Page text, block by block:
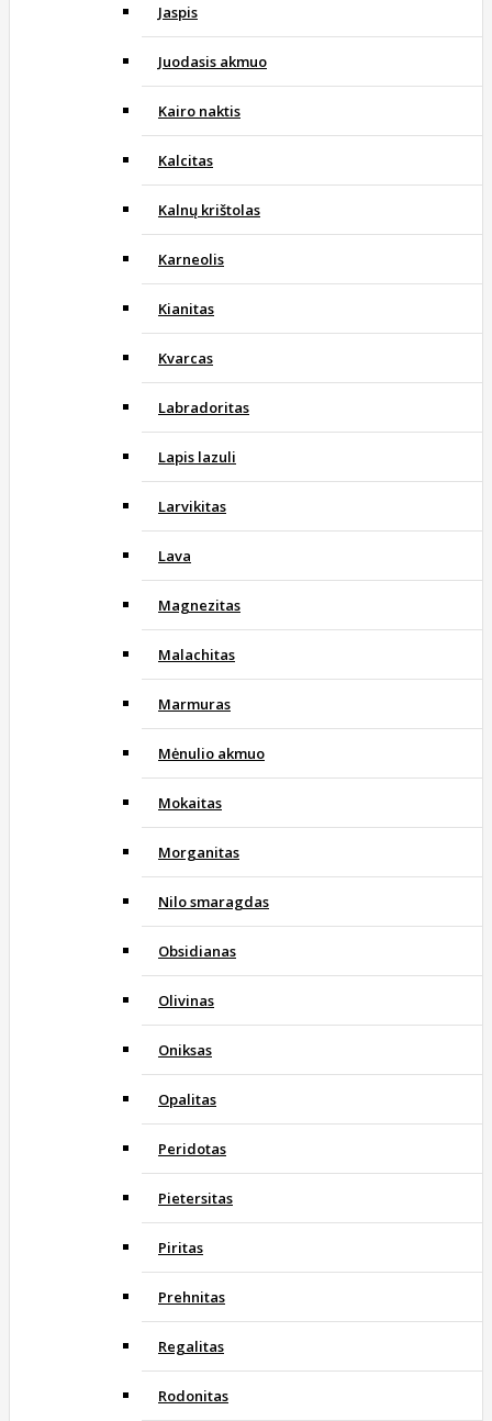
Jaspis
Juodasis akmuo
Kairo naktis
Kalcitas
Kalnų krištolas
Karneolis
Kianitas
Kvarcas
Labradoritas
Lapis lazuli
Larvikitas
Lava
Magnezitas
Malachitas
Marmuras
Mėnulio akmuo
Mokaitas
Morganitas
Nilo smaragdas
Obsidianas
Olivinas
Oniksas
Opalitas
Peridotas
Pietersitas
Piritas
Prehnitas
Regalitas
Rodonitas